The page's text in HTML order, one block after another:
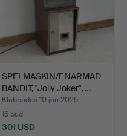
SPELMASKIN/ENARMAD
BANDIT, "Jolly Joker", …
Klubbades 10 jan 2025
16 bud
301 USD